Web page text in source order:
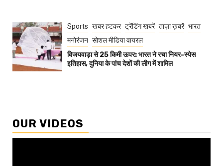
Sports खबर हटकर ट्रेंडिंग खबरें ताज़ा ख़बरें भारत
मनोरंजन सोशल मीडिया वायरल
विजयवाड़ा से 25 किमी ऊपर: भारत ने रचा नियर-स्पेस
इतिहास, दुनिया के पांच देशों की लीग में शामिल
OUR VIDEOS